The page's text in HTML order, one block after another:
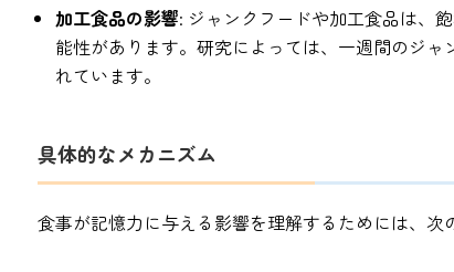
加工食品の影響: ジャンクフードや加工食品は、
能性があります。研究によっては、一週間のジ
れています。
具体的なメカニズム
食事が記憶力に与える影響を理解するためには、次